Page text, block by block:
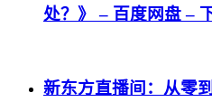
处？》 – 百度网盘 –
新东方直播间：从零